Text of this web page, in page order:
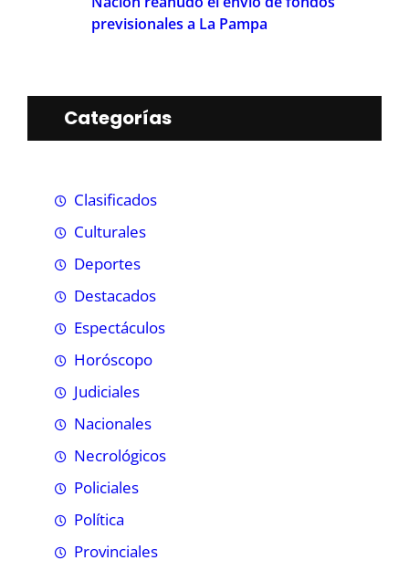
previsionales a La Pampa
Categorías
Clasificados
Culturales
Deportes
Destacados
Espectáculos
Horóscopo
Judiciales
Nacionales
Necrológicos
Policiales
Política
Provinciales